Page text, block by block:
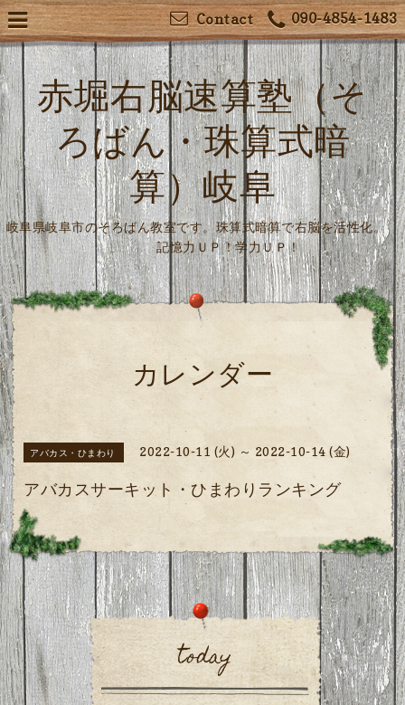
090-4854-1483
Contact
赤堀右脳速算塾（そ
ろばん・珠算式暗
算）岐阜
岐阜県岐阜市のそろばん教室です。珠算式暗算で右脳を活性化。
記憶力ＵＰ！学力ＵＰ！
カレンダー
アバカス・ひまわり 2022-10-11 (火) ～ 2022-10-14 (金)
アバカスサーキット・ひまわりランキング
today